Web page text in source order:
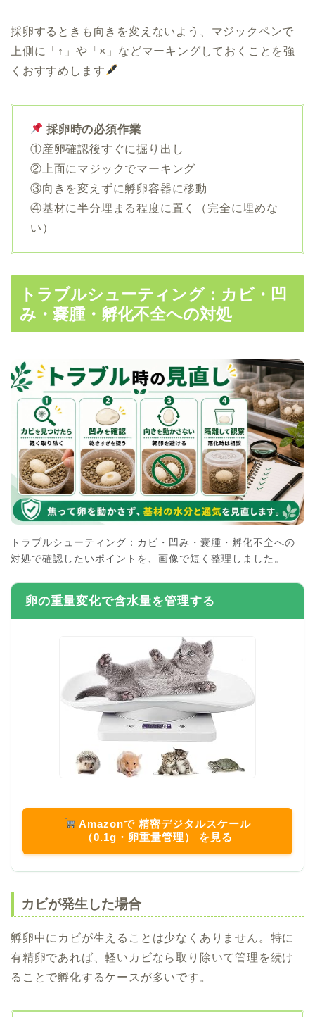
採卵するときも向きを変えないよう、マジックペンで
上側に「↑」や「×」などマーキングしておくことを強
くおすすめします
採卵時の必須作業
①産卵確認後すぐに掘り出し
②上面にマジックでマーキング
③向きを変えずに孵卵容器に移動
④基材に半分埋まる程度に置く（完全に埋めな
い）
トラブルシューティング：カビ・凹
み・嚢腫・孵化不全への対処
トラブルシューティング：カビ・凹み・嚢腫・孵化不全への
対処で確認したいポイントを、画像で短く整理しました。
卵の重量変化で含水量を管理する
Amazonで 精密デジタルスケール
（0.1g・卵重量管理） を見る
カビが発生した場合
孵卵中にカビが生えることは少なくありません。特に
有精卵であれば、軽いカビなら取り除いて管理を続け
ることで孵化するケースが多いです。